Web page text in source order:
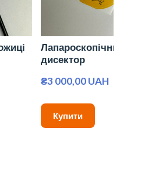
Лапароскопічний
дисектор
₴3 000,00 UAH
Купити